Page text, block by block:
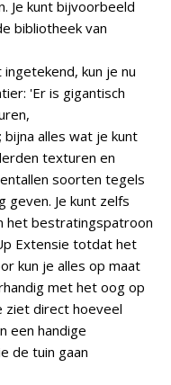
Je kunt bijvoorbeeld
bibliotheek van
kun je nu
'Er is gigantisch
alles wat je kunt
texturen en
soorten tegels
Je kunt zelfs
het bestratingspatroon
Extensie totdat het
kun je alles op maat
met het oog op
ziet direct hoeveel
een handige
de tuin gaan